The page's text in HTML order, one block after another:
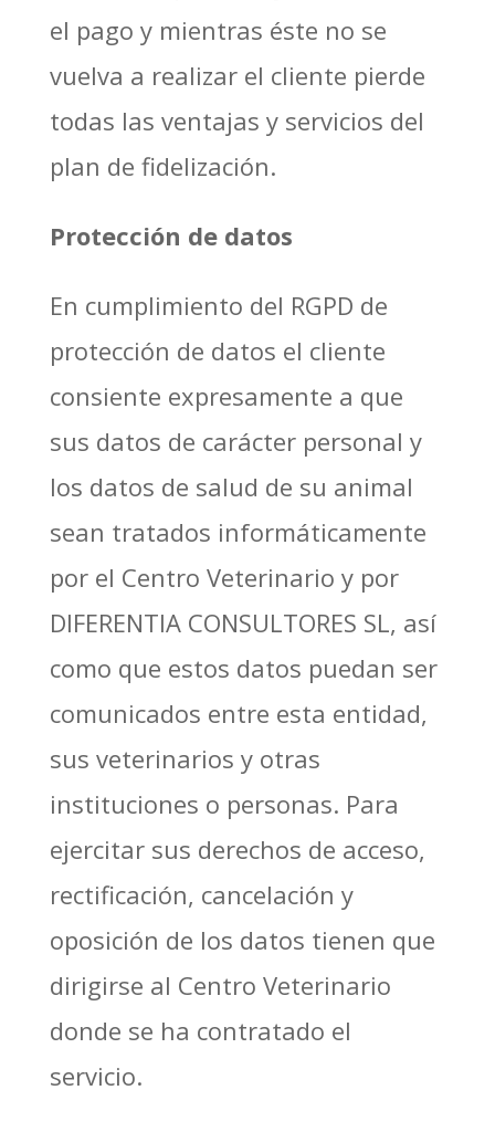
el pago y mientras éste no se
vuelva a realizar el cliente pierde
todas las ventajas y servicios del
plan de fidelización.
Protección de datos
En cumplimiento del RGPD de
protección de datos el cliente
consiente expresamente a que
sus datos de carácter personal y
los datos de salud de su animal
sean tratados informáticamente
por el Centro Veterinario y por
DIFERENTIA CONSULTORES SL, así
como que estos datos puedan ser
comunicados entre esta entidad,
sus veterinarios y otras
instituciones o personas. Para
ejercitar sus derechos de acceso,
rectificación, cancelación y
oposición de los datos tienen que
dirigirse al Centro Veterinario
donde se ha contratado el
servicio.